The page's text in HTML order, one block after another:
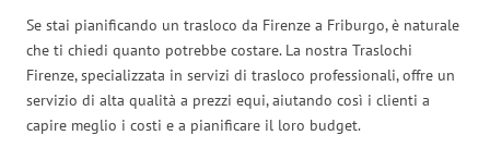
Se stai pianificando un trasloco da Firenze a Friburgo, è naturale
che ti chiedi quanto potrebbe costare. La nostra Traslochi
Firenze, specializzata in servizi di trasloco professionali, offre un
servizio di alta qualità a prezzi equi, aiutando così i clienti a
capire meglio i costi e a pianificare il loro budget.